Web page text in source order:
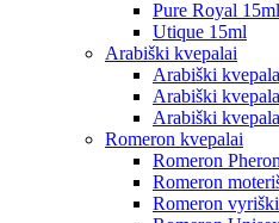
Pure Royal 15ml
Utique 15ml
Arabiški kvepalai
Arabiški
Arabiški
Arabiški
Romeron kvepalai
Romeron
Romeron
Romeron